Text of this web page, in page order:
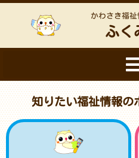
かわさき福祉
ふく
知りたい福祉情報